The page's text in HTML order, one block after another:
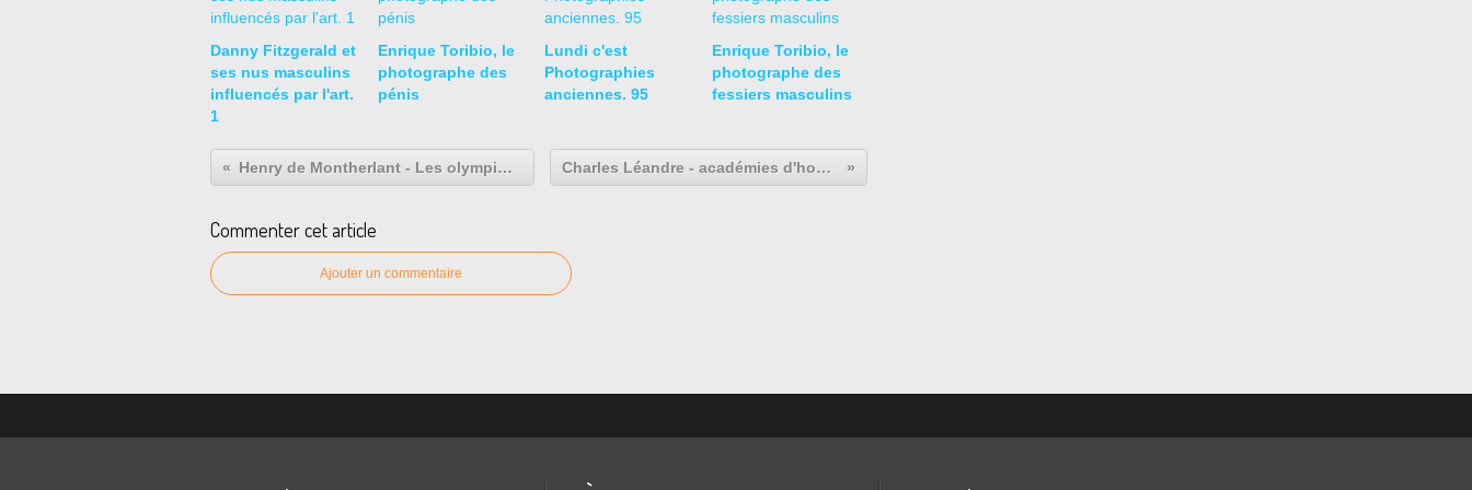
Danny Fitzgerald et
ses nus masculins
influencés par l'art.
1
Enrique Toribio, le
photographe des
pénis
Lundi c'est
Photographies
anciennes. 95
Enrique Toribio, le
photographe des
fessiers masculins
Henry de Montherlant - Les olympiques Charles Léandre - académies d'homme
Commenter cet article
Ajouter un commentaire